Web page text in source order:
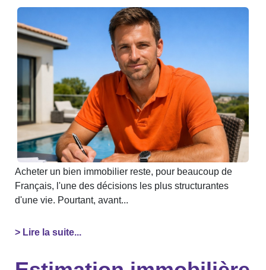
Acheter un bien immobilier reste, pour beaucoup de
Français, l'une des décisions les plus structurantes
d'une vie. Pourtant, avant...
> Lire la suite...